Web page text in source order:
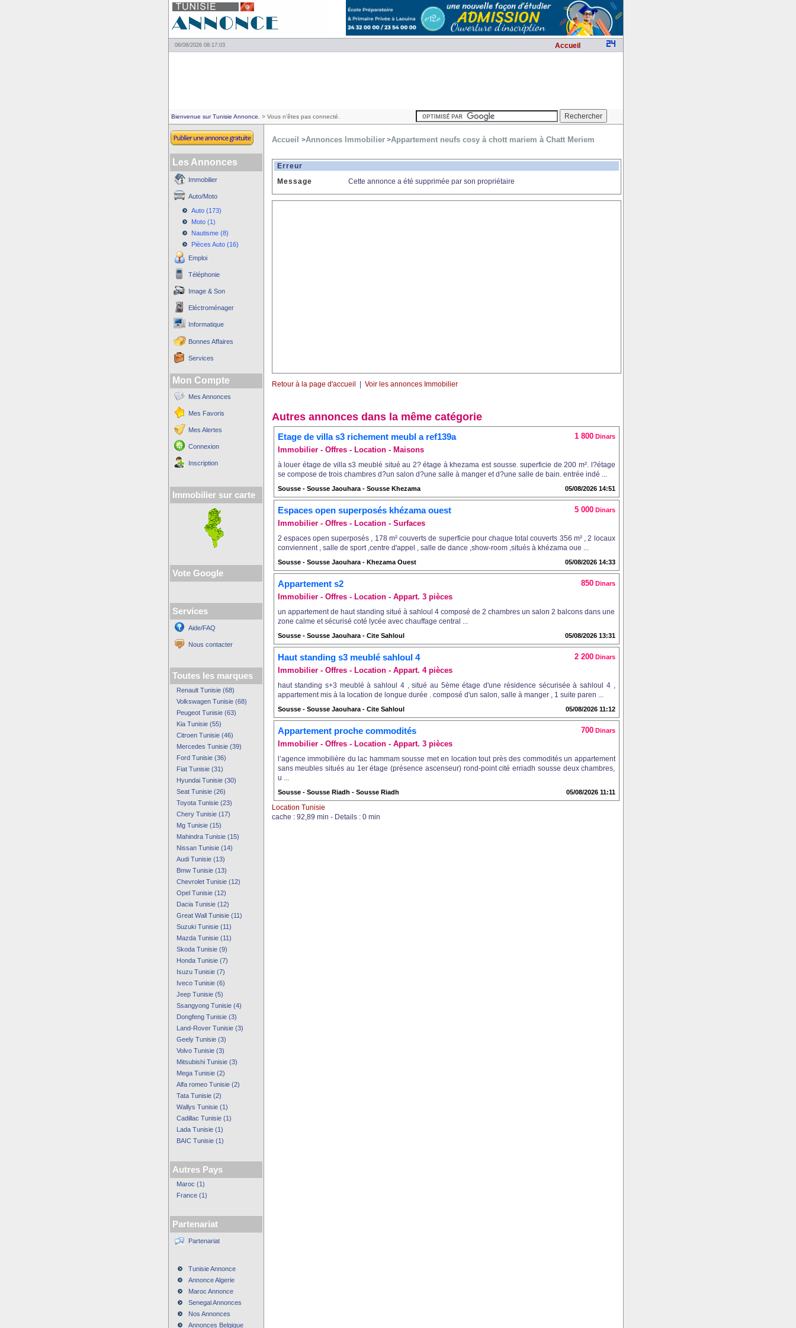
06/08/2026 08:17:03 Accueil
Bienvenue sur Tunisie Annonce. > Vous n'êtes pas connecté.
Les Annonces
Immobilier
Auto/Moto
Auto (173)
Moto (1)
Nautisme (8)
Pièces Auto (16)
Emploi
Téléphonie
Image & Son
Eléctroménager
Informatique
Bonnes Affaires
Services
Mon Compte
Mes Annonces
Mes Favoris
Mes Alertes
Connexion
Inscription
Immobilier sur carte
Vote Google
Services
Aide/FAQ
Nous contacter
Toutes les marques
Renault Tunisie (68)
Volkswagen Tunisie (68)
Peugeot Tunisie (63)
Kia Tunisie (55)
Citroen Tunisie (46)
Mercedes Tunisie (39)
Ford Tunisie (36)
Fiat Tunisie (31)
Hyundai Tunisie (30)
Seat Tunisie (26)
Toyota Tunisie (23)
Chery Tunisie (17)
Mg Tunisie (15)
Mahindra Tunisie (15)
Nissan Tunisie (14)
Audi Tunisie (13)
Bmw Tunisie (13)
Chevrolet Tunisie (12)
Opel Tunisie (12)
Dacia Tunisie (12)
Great Wall Tunisie (11)
Suzuki Tunisie (11)
Mazda Tunisie (11)
Skoda Tunisie (9)
Honda Tunisie (7)
Isuzu Tunisie (7)
Iveco Tunisie (6)
Jeep Tunisie (5)
Ssangyong Tunisie (4)
Dongfeng Tunisie (3)
Land-Rover Tunisie (3)
Geely Tunisie (3)
Volvo Tunisie (3)
Mitsubishi Tunisie (3)
Mega Tunisie (2)
Alfa romeo Tunisie (2)
Tata Tunisie (2)
Wallys Tunisie (1)
Cadillac Tunisie (1)
Lada Tunisie (1)
BAIC Tunisie (1)
Autres Pays
Maroc (1)
France (1)
Partenariat
Partenariat
Tunisie Annonce
Annonce Algerie
Maroc Annonce
Senegal Annonces
Nos Annonces
Annonces Belgique
Accueil >Annonces Immobilier>Appartement neufs cosy à chott mariem à Chatt Meriem
Erreur
Message
Cette annonce a été supprimée par son propriétaire
Retour à la page d'accueil Voir les annonces Immobilier
Autres annonces dans la même catégorie
Etage de villa s3 richement meubl a ref139a 1 800 Dinars
Immobilier - Offres - Location - Maisons
à louer étage de villa s3 meublé situé au 2? étage à khezama est sousse. superficie de 200 m². l?étage
se compose de trois chambres d?un salon d?une salle à manger et d?une salle de bain. entrée indé ...
Sousse - Sousse Jaouhara - Sousse Khezama 05/08/2026 14:51
Espaces open superposés khézama ouest 5 000 Dinars
Immobilier - Offres - Location - Surfaces
2 espaces open superposés , 178 m² couverts de superficie pour chaque total couverts 356 m² , 2 locaux
conviennent , salle de sport ,centre d'appel , salle de dance ,show-room ,situés à khézama oue ...
Sousse - Sousse Jaouhara - Khezama Ouest 05/08/2026 14:33
Appartement s2 850 Dinars
Immobilier - Offres - Location - Appart. 3 pièces
un appartement de haut standing situé à sahloul 4 composé de 2 chambres un salon 2 balcons dans une
zone calme et sécurisé coté lycée avec chauffage central ...
Sousse - Sousse Jaouhara - Cite Sahloul 05/08/2026 13:31
Haut standing s3 meublé sahloul 4 2 200 Dinars
Immobilier - Offres - Location - Appart. 4 pièces
haut standing s+3 meublé à sahloul 4 , situé au 5ème étage d'une résidence sécurisée à sahloul 4 ,
appartement mis à la location de longue durée . composé d'un salon, salle à manger , 1 suite paren ...
Sousse - Sousse Jaouhara - Cite Sahloul 05/08/2026 11:12
Appartement proche commodités 700 Dinars
Immobilier - Offres - Location - Appart. 3 pièces
l’agence immobilière du lac hammam sousse met en location tout près des commodités un appartement
sans meubles situés au 1er étage (présence ascenseur) rond-point cité erriadh sousse deux chambres,
u ...
Sousse - Sousse Riadh - Sousse Riadh 05/08/2026 11:11
Location Tunisie
cache : 92,89 min - Details : 0 min